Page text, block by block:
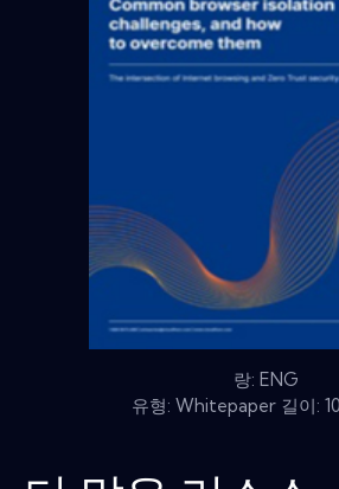
랑: ENG
유형: Whitepaper 길이: